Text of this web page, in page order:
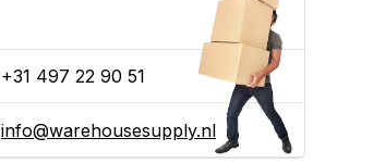
+31 497 22 90 51
info@warehousesupply.nl